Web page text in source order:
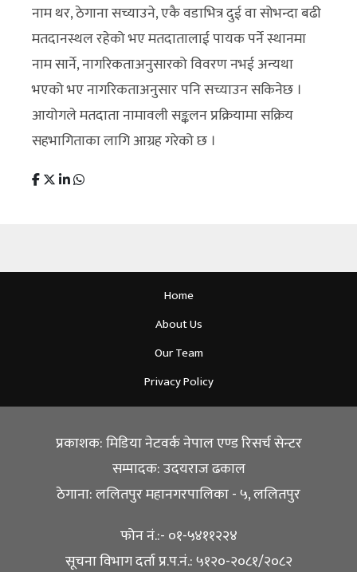
नाम थर, ठेगाना सच्याउने, एकै वडाभित्र दुई वा सोभन्दा बढी
मतदानस्थल रहेको भए मतदातालाई पायक पर्ने स्थानमा
नाम सार्ने, नागरिकताअनुसारको विवरण नभई अन्यथा
भएको भए नागरिकताअनुसार पनि सच्याउन सकिनेछ ।
आयोगले मतदाता नामावली सङ्कलन प्रक्रियामा सक्रिय
सहभागिताका लागि आग्रह गरेको छ ।
Home
About Us
Our Team
Privacy Policy
प्रकाशक: मिडिया नेटवर्क नेपाल एण्ड रिसर्च सेन्टर
सम्पादक: उदयराज ढकाल
ठेगाना: ललितपुर महानगरपालिका - ५, ललितपुर
फोन नं.:- ०१-५४११२२४
सूचना विभाग दर्ता प्र.प.नं.: ५१२०-२०८१/२०८२